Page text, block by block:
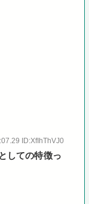
ID:XfIhThVJ0
しての特徴っ